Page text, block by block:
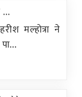
...
मल्होत्रा ने